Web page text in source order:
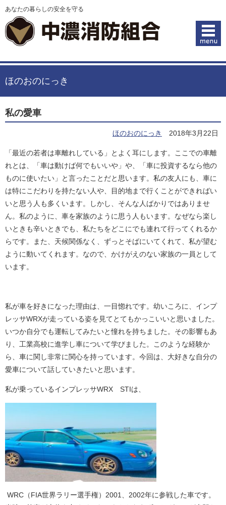
あなたの暮らしの安全を守る
ほのおのにっき
私の愛車
ほのおのにっき 2018年3月22日
「最近の若者は車離れしている」とよく耳にします。ここでの車離
れとは、「車は動けば何でもいいや」や、「車に投資するなら他の
ものに使いたい」と言ったことだと思います。私の友人にも、車に
は特にこだわりを持たない人や、目的地まで行くことができればい
いと思う人も多くいます。しかし、そんな人ばかりではありませ
ん。私のように、車を家族のように思う人もいます。なぜなら楽し
いときも辛いときでも、私たちをどこにでも連れて行ってくれるか
らです。また、天候関係なく、ずっとそばにいてくれて、私が望む
ように動いてくれます。なので、かけがえのない家族の一員として
います。
私が車を好きになった理由は、一目惚れです。幼いころに、インプ
レッサWRXが走っている姿を見てとてもかっこいいと思いました。
いつか自分でも運転してみたいと憧れを持ちました。その影響もあ
り、工業高校に進学し車について学びました。このような経験か
ら、車に関し非常に関心を持っています。今回は、大好きな自分の
愛車について話していきたいと思います。
私が乗っているインプレッサWRX STIは、
WRC（FIA世界ラリー選手権）2001、2002年に参戦した車です。